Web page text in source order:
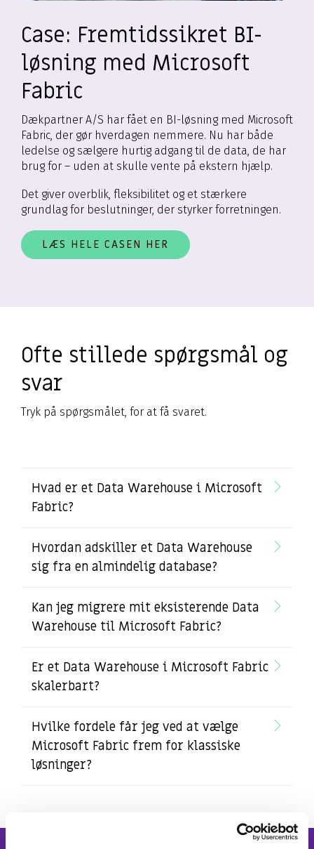
Case: Fremtidssikret BI-
løsning med Microsoft
Fabric
Dækpartner A/S har fået en BI-løsning med Microsoft
Fabric, der gør hverdagen nemmere. Nu har både
ledelse og sælgere hurtig adgang til de data, de har
brug for – uden at skulle vente på ekstern hjælp.
Det giver overblik, fleksibilitet og et stærkere
grundlag for beslutninger, der styrker forretningen.
LÆS HELE CASEN HER
Ofte stillede spørgsmål og
svar
Tryk på spørgsmålet, for at få svaret.
Hvad er et Data Warehouse i Microsoft
Fabric?
Hvordan adskiller et Data Warehouse
sig fra en almindelig database?
Kan jeg migrere mit eksisterende Data
Warehouse til Microsoft Fabric?
Er et Data Warehouse i Microsoft Fabric
skalerbart?
Hvilke fordele får jeg ved at vælge
Microsoft Fabric frem for klassiske
løsninger?